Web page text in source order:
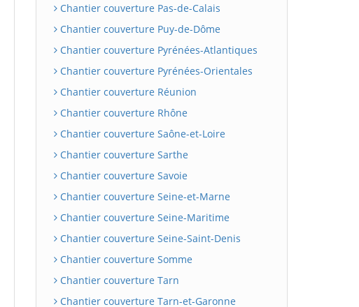
Chantier couverture Pas-de-Calais
Chantier couverture Puy-de-Dôme
Chantier couverture Pyrénées-Atlantiques
Chantier couverture Pyrénées-Orientales
Chantier couverture Réunion
Chantier couverture Rhône
Chantier couverture Saône-et-Loire
Chantier couverture Sarthe
Chantier couverture Savoie
Chantier couverture Seine-et-Marne
Chantier couverture Seine-Maritime
Chantier couverture Seine-Saint-Denis
Chantier couverture Somme
Chantier couverture Tarn
Chantier couverture Tarn-et-Garonne